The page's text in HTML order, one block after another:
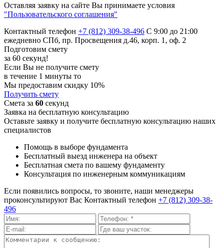
Оставляя заявку на сайте Вы принимаете условия
"Пользовательского соглашения"
Контактный телефон +7 (812) 309-38-496 С 9:00 до 21:00
ежедневно СПб, пр. Просвещения д.46, корп. 1, оф. 2
Подготовим смету
за 60 секунд!
Если Вы не получите смету
в течение 1 минуты то
Мы предоставим скидку 10%
Получить смету
Смета за 60 секунд
Заявка на бесплатную консультацию
Оставьте заявку и получите бесплатную консультацию наших
специалистов
Помощь в выборе фундамента
Бесплатный выезд инженера на объект
Бесплатная смета по вашему фундаменту
Консультация по инженерным коммуникациям
Если появились вопросы, то звоните, наши менеджеры
проконсультируют Вас Контактный телефон +7 (812) 309-38-
496